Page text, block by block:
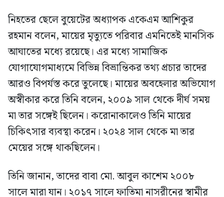
নিহতের ছেলে বুয়েটের অধ্যাপক একেএম আশিকুর
রহমান বলেন, মায়ের মৃত্যুতে পরিবার এমনিতেই মানসিক
আঘাতের মধ্যে রয়েছে। এর মধ্যে সামাজিক
যোগাযোগমাধ্যমে বিভিন্ন বিভ্রান্তিকর তথ্য প্রচার তাদের
আরও বিপর্যস্ত করে তুলেছে। মায়ের অবহেলার অভিযোগ
অস্বীকার করে তিনি বলেন, ২০০৯ সাল থেকে দীর্ঘ সময়
মা তার সঙ্গেই ছিলেন। করোনাকালেও তিনি মায়ের
চিকিৎসার ব্যবস্থা করেন। ২০২৪ সাল থেকে মা তার
মেয়ের সঙ্গে থাকছিলেন।
তিনি জানান, তাদের বাবা মো. আবুল কাশেম ২০০৮
সালে মারা যান। ২০১৭ সালে ফাতিমা নাসরীনের স্বামীর